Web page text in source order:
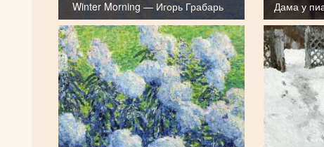
Winter Morning — Игорь Грабарь Дама у